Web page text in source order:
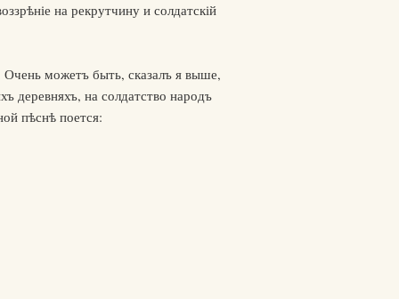
на рекрутчину и солдатскій
можетъ быть, сказалъ я выше,
деревняхъ, на солдатство народъ
пѣснѣ поется: